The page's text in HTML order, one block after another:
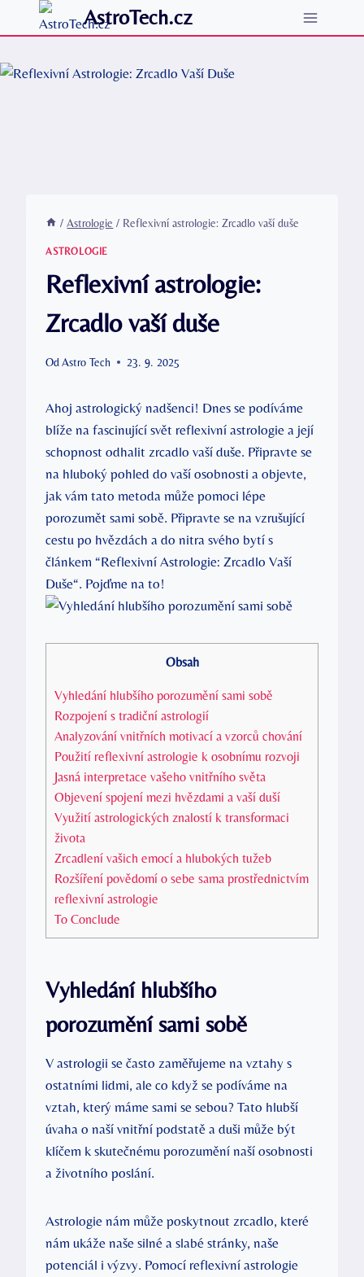
Přeskočit
na
AstroTech.cz
/ Astrologie / Reflexivní astrologie: Zrcadlo vaší duše
ASTROLOGIE
Reflexivní astrologie:
Zrcadlo vaší duše
Od Astro Tech 23. 9. 2025
Ahoj astrologický​ nadšenci!⁢ Dnes ⁢se‍ podíváme
blíže na fascinující svět reflexivní astrologie ⁤a ⁣její
schopnost⁢ odhalit zrcadlo vaší duše. Připravte se ​
na hluboký pohled do vaší osobnosti a objevte,
jak vám tato metoda může pomoci lépe
porozumět sami sobě. Připravte se ‍na⁢ vzrušující
cestu po hvězdách ‍a do nitra svého ‌bytí ‌s
článkem ⁣“Reflexivní Astrologie: Zrcadlo Vaší
Duše“. Pojďme na to!
Obsah
Vyhledání hlubšího porozumění sami sobě
Rozpojení s tradiční astrologií
Analyzování vnitřních motivací a vzorců chování
Použití reflexivní⁤ astrologie k osobnímu rozvoji
Jasná interpretace ⁤vašeho vnitřního světa
Objevení spojení mezi hvězdami a vaší‌ duší
Využití astrologických znalostí k transformaci
života
Zrcadlení ​vašich emocí a hlubokých tužeb
Rozšíření povědomí‌ o sebe⁤ sama prostřednictvím
reflexivní astrologie
To Conclude
Vyhledání hlubšího
porozumění sami sobě
V astrologii se často‍ zaměřujeme na‌ vztahy s⁣
ostatními lidmi, ale co když se podíváme na
vztah, který máme sami se sebou? Tato hlubší
úvaha ‍o naší ⁤vnitřní ⁣podstatě a ⁣duši může být
klíčem k skutečnému‍ porozumění naší‌ osobnosti
a životního poslání.
Astrologie nám může poskytnout ⁢zrcadlo, které
nám⁤ ukáže naše silné a slabé stránky,⁢ naše
potenciál i výzvy. Pomocí reflexivní astrologie